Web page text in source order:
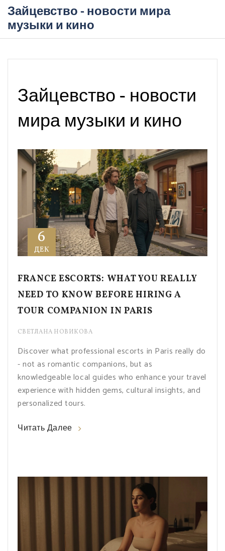
Зайцевство - новости мира
музыки и кино
Зайцевство - новости
мира музыки и кино
6
ДЕК
FRANCE ESCORTS: WHAT YOU REALLY
NEED TO KNOW BEFORE HIRING A
TOUR COMPANION IN PARIS
СВЕТЛАНА НОВИКОВА
Discover what professional escorts in Paris really do
- not as romantic companions, but as
knowledgeable local guides who enhance your travel
experience with hidden gems, cultural insights, and
personalized tours.
Читать Далее